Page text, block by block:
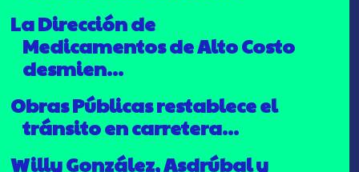
La Dirección de
Medicamentos de Alto Costo
desmien...
Obras Públicas restablece el
tránsito en carretera...
Willy González, Asdrúbal y